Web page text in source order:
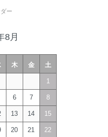
ー
8月
木 金 土
1
6 7 8
13 14 15
20 21 22